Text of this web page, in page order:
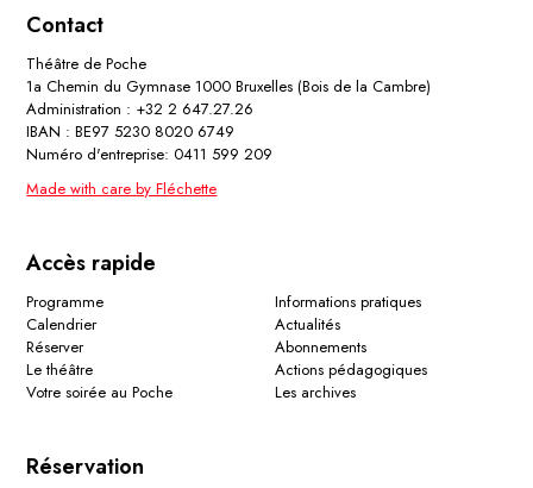
Contact
Théâtre de Poche
1a Chemin du Gymnase 1000 Bruxelles (Bois de la Cambre)
Administration : +32 2 647.27.26
IBAN : BE97 5230 8020 6749
Numéro d'entreprise: 0411 599 209
Made with care by Fléchette
Accès rapide
Programme
Calendrier
Réserver
Le théâtre
Votre soirée au Poche
Informations pratiques
Actualités
Abonnements
Actions pédagogiques
Les archives
Réservation